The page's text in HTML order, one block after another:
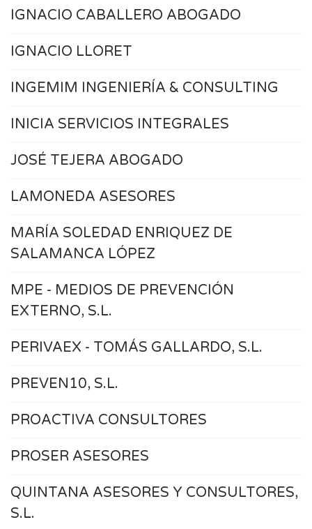
IGNACIO CABALLERO ABOGADO
IGNACIO LLORET
INGEMIM INGENIERÍA & CONSULTING
INICIA SERVICIOS INTEGRALES
JOSÉ TEJERA ABOGADO
LAMONEDA ASESORES
MARÍA SOLEDAD ENRIQUEZ DE
SALAMANCA LÓPEZ
MPE - MEDIOS DE PREVENCIÓN
EXTERNO, S.L.
PERIVAEX - TOMÁS GALLARDO, S.L.
PREVEN10, S.L.
PROACTIVA CONSULTORES
PROSER ASESORES
QUINTANA ASESORES Y CONSULTORES,
S.L.